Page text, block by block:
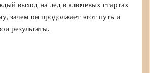
выход на лед в ключевых стартах
зачем он продолжает этот путь и
результаты.